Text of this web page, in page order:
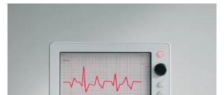
огурцов в сторону и решить проблему
кардинально. Рассказываем, как
избавиться от темных кругов под глазами
с помощью косметологии.